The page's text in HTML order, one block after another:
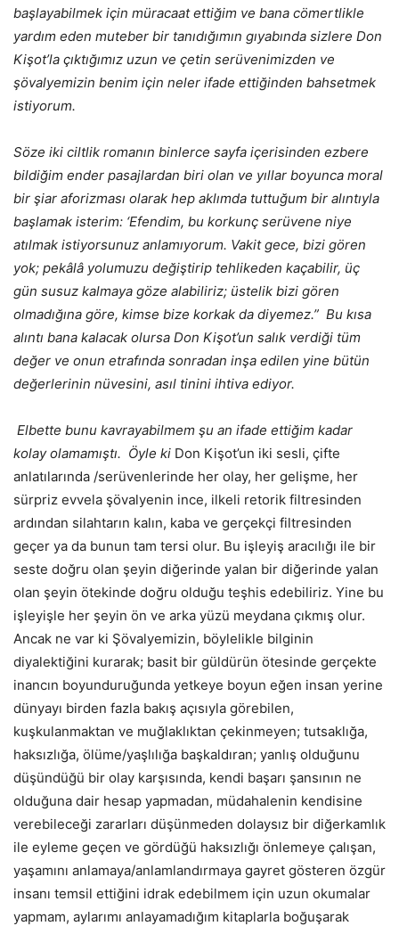
başlayabilmek için müracaat ettiğim ve bana cömertlikle
yardım eden muteber bir tanıdığımın gıyabında sizlere Don
Kişot’la çıktığımız uzun ve çetin serüvenimizden ve
şövalyemizin benim için neler ifade ettiğinden bahsetmek
istiyorum.
Söze iki ciltlik romanın binlerce sayfa içerisinden ezbere
bildiğim ender pasajlardan biri olan ve yıllar boyunca moral
bir şiar aforizması olarak hep aklımda tuttuğum bir alıntıyla
başlamak isterim: ‘Efendim, bu korkunç serüvene niye
atılmak istiyorsunuz anlamıyorum. Vakit gece, bizi gören
yok; pekâlâ yolumuzu değiştirip tehlikeden kaçabilir, üç
gün susuz kalmaya göze alabiliriz; üstelik bizi gören
olmadığına göre, kimse bize korkak da diyemez.” Bu kısa
alıntı bana kalacak olursa Don Kişot’un salık verdiği tüm
değer ve onun etrafında sonradan inşa edilen yine bütün
değerlerinin nüvesini, asıl tinini ihtiva ediyor.
Elbette bunu kavrayabilmem şu an ifade ettiğim kadar
kolay olamamıştı. Öyle ki Don Kişot’un iki sesli, çifte
anlatılarında /serüvenlerinde her olay, her gelişme, her
sürpriz evvela şövalyenin ince, ilkeli retorik filtresinden
ardından silahtarın kalın, kaba ve gerçekçi filtresinden
geçer ya da bunun tam tersi olur. Bu işleyiş aracılığı ile bir
seste doğru olan şeyin diğerinde yalan bir diğerinde yalan
olan şeyin ötekinde doğru olduğu teşhis edebiliriz. Yine bu
işleyişle her şeyin ön ve arka yüzü meydana çıkmış olur.
Ancak ne var ki Şövalyemizin, böylelikle bilginin
diyalektiğini kurarak; basit bir güldürün ötesinde gerçekte
inancın boyunduruğunda yetkeye boyun eğen insan yerine
dünyayı birden fazla bakış açısıyla görebilen,
kuşkulanmaktan ve muğlaklıktan çekinmeyen; tutsaklığa,
haksızlığa, ölüme/yaşlılığa başkaldıran; yanlış olduğunu
düşündüğü bir olay karşısında, kendi başarı şansının ne
olduğuna dair hesap yapmadan, müdahalenin kendisine
verebileceği zararları düşünmeden dolaysız bir diğerkamlık
ile eyleme geçen ve gördüğü haksızlığı önlemeye çalışan,
yaşamını anlamaya/anlamlandırmaya gayret gösteren özgür
insanı temsil ettiğini idrak edebilmem için uzun okumalar
yapmam, aylarımı anlayamadığım kitaplarla boğuşarak